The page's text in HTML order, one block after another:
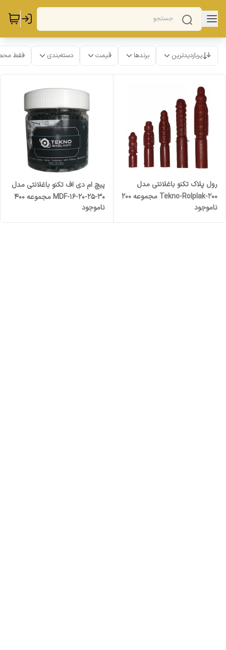
پربازدیدترین برندها قیمت دسته‌بندی فقط
رول پلاک تکنو باغلانتی مدل
Tekno-Rolplak-200 مجموعه 200
عددی
ناموجود
پیچ ام دی اف تکنو باغلانتی مدل
MDF-16-20-25-30 مجموعه 400
عددی
ناموجود